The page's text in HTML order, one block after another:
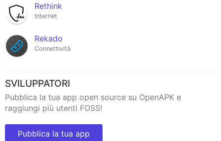
Rethink
Internet
Rekado
Connettività
SVILUPPATORI
Pubblica la tua app open source su OpenAPK e
raggiungi più utenti FOSS!
Pubblica la tua app